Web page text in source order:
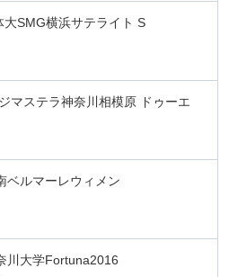
大SMG横浜サテライト S
マステラ神奈川相模原 ドゥーエ
ベルマーレウィメン
川大学Fortuna2016